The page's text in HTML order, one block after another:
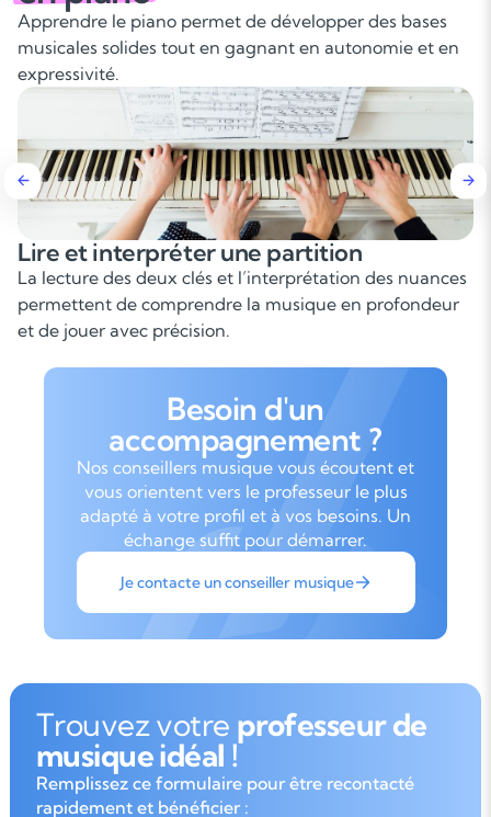
Apprendre le piano permet de développer des bases
musicales solides tout en gagnant en autonomie et en
expressivité.
une partition
et l’interprétation des nuances
la musique en profondeur
Développer sa
indépendance
Le piano sollicite
Besoin d'un
accompagnement ?
Nos conseillers musique vous écoutent et
vous orientent vers le professeur le plus
adapté à votre profil et à vos besoins. Un
échange suffit pour démarrer.
Je contacte un conseiller musique
Trouvez votre professeur de
musique idéal !
Remplissez ce formulaire pour être recontacté
rapidement et bénéficier :